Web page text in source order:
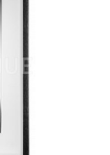
для столовой